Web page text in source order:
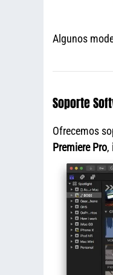
Algunos
Soporte
Ofrecemos
Premiere Pro,